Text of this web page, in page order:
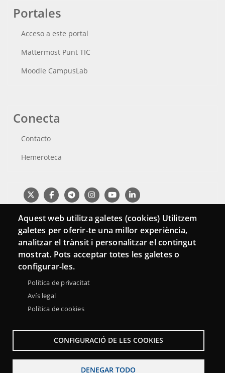
Portales
Acceso a este portal
Mattermost Punt TIC
Moodle CampusLab
Conecta
Contacto
Hemeroteca
Aquest web utilitza galetes (cookies) Utilitzem
galetes per oferir-te una millor experiència,
analitzar el trànsit i personalitzar el contingut
mostrat. Pots acceptar totes les galetes o
configurar-les.
Política de privacitat
Avís legal
Política de cookies
CONFIGURACIÓ DE LES COOKIES
DENEGAR TODO
Menu
Footer
Sobre la Red Punt TIC
Mapa web